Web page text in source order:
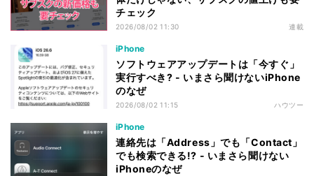
チェック
2026/08/02 11:30 連載
iPhone
ソフトウェアアップデートは「今すぐ」
実行すべき? - いまさら聞けないiPhone
のなぜ
2026/08/02 11:15 ハウツー
iPhone
連絡先は「Address」でも「Contact」
でも検索できる!? - いまさら聞けない
iPhoneのなぜ